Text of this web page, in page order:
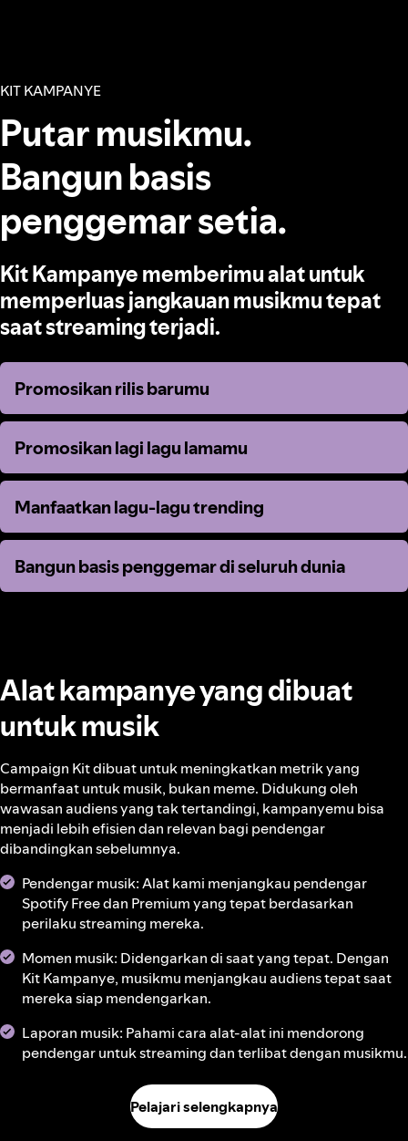
KIT KAMPANYE
Putar musikmu.
Bangun basis
penggemar setia.
Kit Kampanye memberimu alat untuk
memperluas jangkauan musikmu tepat
saat streaming terjadi.
Promosikan rilis barumu
Promosikan rilis barumu
Promosikan lagi lagu lamamu
Promosikan lagi lagu lamamu
Manfaatkan lagu-lagu trending
Manfaatkan lagu-lagu trending
Bangun basis penggemar di seluruh dunia
Bangun basis penggemar di seluruh dunia
Alat kampanye yang dibuat
untuk musik
Campaign Kit dibuat untuk meningkatkan metrik yang
bermanfaat untuk musik, bukan meme. Didukung oleh
wawasan audiens yang tak tertandingi, kampanyemu bisa
menjadi lebih efisien dan relevan bagi pendengar
dibandingkan sebelumnya.
Pendengar musik: Alat kami menjangkau pendengar
Spotify Free dan Premium yang tepat berdasarkan
perilaku streaming mereka.
Momen musik: Didengarkan di saat yang tepat. Dengan
Kit Kampanye, musikmu menjangkau audiens tepat saat
mereka siap mendengarkan.
Laporan musik: Pahami cara alat-alat ini mendorong
pendengar untuk streaming dan terlibat dengan musikmu.
Pelajari selengkapnya